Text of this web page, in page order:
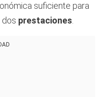
suficiente para
dos prestaciones.